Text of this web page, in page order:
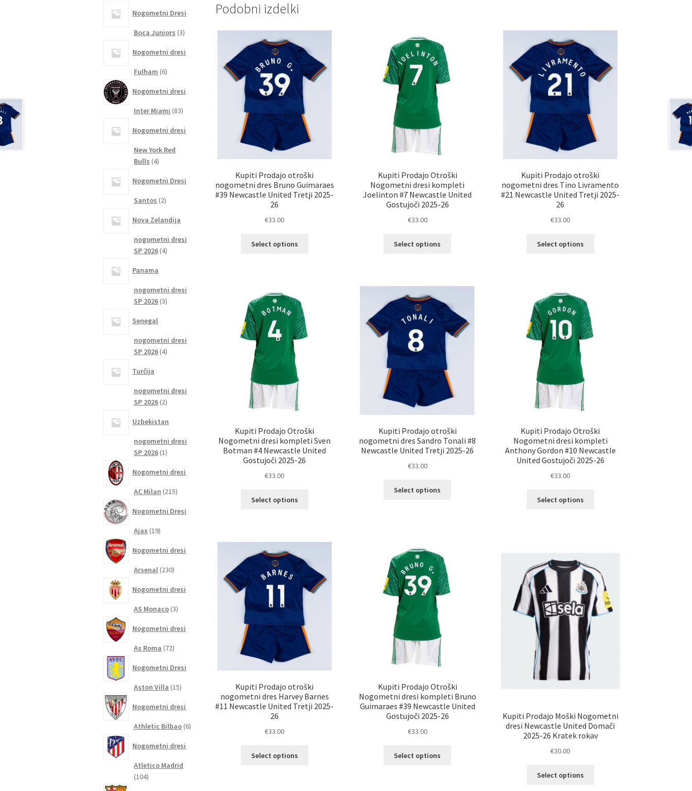
Podobni izdelki
Kupiti Prodajo otroški
nogometni dres Bruno Guimaraes
#39 Newcastle United Tretji 2025-
26
€33.00
Select options
Kupiti Prodajo Otroški
Nogometni dresi kompleti
Joelinton #7 Newcastle United
Gostujoči 2025-26
€33.00
Select options
različic.
lahko
izberete
na
strani
Kupiti Prodajo otroški
nogometni dres Tino Livramento
#21 Newcastle United Tretji 2025-
26
€33.00
Select options
Kupiti Prodajo Otroški
Nogometni dresi kompleti Sven
Botman #4 Newcastle United
Gostujoči 2025-26
€33.00
Select options
različic.
lahko
izberete
na
strani
Kupiti Prodajo otroški
nogometni dres Sandro Tonali #8
Newcastle United Tretji 2025-26
€33.00
Select options
Kupiti Prodajo Otroški
Nogometni dresi kompleti
Anthony Gordon #10 Newcastle
United Gostujoči 2025-26
€33.00
Select options
izberete
na
strani
izdelka
Kupiti Prodajo otroški
nogometni dres Harvey Barnes
#11 Newcastle United Tretji 2025-
26
€33.00
Select options
Kupiti Prodajo Otroški
Nogometni dresi kompleti Bruno
Guimaraes #39 Newcastle United
Gostujoči 2025-26
€33.00
Select options
Kupiti Prodajo Moški Nogometni
dresi Newcastle United Domači
2025-26 Kratek rokav
€30.00
Select options
Nogometni Dresi
Boca Juniors 33
Nogometni dresi
Fulham 66
Nogometni dresi
Inter Miami 8383
Nogometni dresi
New York Red
Bulls 44
Nogometni Dresi
Santos 22
Nova Zelandija
nogometni dresi
SP 2026 44
Panama
nogometni dresi
SP 2026 33
Senegal
nogometni dresi
SP 2026 44
Turčija
nogometni dresi
SP 2026 22
Uzbekistan
nogometni dresi
SP 2026 11
Nogometni dresi
AC Milan 215215
Nogometni Dresi
Ajax 1919
Nogometni dresi
Arsenal 230230
Nogometni dresi
AS Monaco 33
Nogometni dresi
As Roma 7272
Nogometni Dresi
Aston Villa 1515
Nogometni dresi
Athletic Bilbao 66
Nogometni dresi
Atletico Madrid
104104